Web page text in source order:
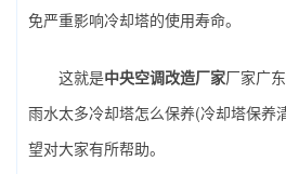
免严重影响冷却塔的使用寿命。
这就是中央空调改造厂家厂家广
雨水太多冷却塔怎么保养(冷却塔保养
望对大家有所帮助。